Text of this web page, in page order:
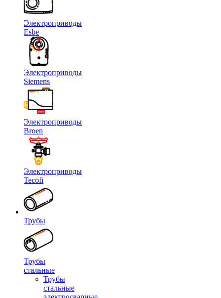
Электроприводы
Esbe
Электроприводы
Siemens
Электроприводы
Broen
Электроприводы
Tecofi
Трубы
Трубы
стальные
Трубы
стальные